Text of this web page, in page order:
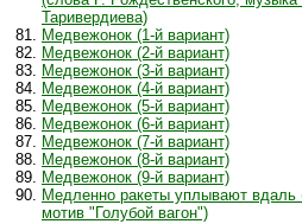
Таривердиева)
Медвежонок (1-й вариант)
Медвежонок (2-й вариант)
Медвежонок (3-й вариант)
Медвежонок (4-й вариант)
Медвежонок (5-й вариант)
Медвежонок (6-й вариант)
Медвежонок (7-й вариант)
Медвежонок (8-й вариант)
Медвежонок (9-й вариант)
Медленно ракеты уплывают вдаль
мотив "Голубой вагон")